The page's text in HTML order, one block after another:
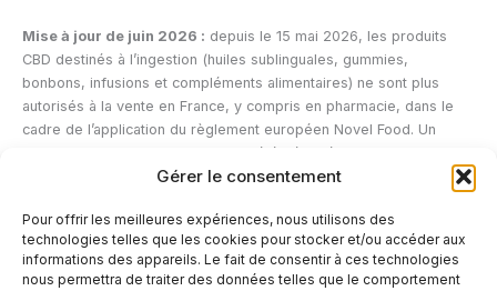
Gérer le consentement
Pour offrir les meilleures expériences, nous utilisons des
technologies telles que les cookies pour stocker et/ou accéder aux
informations des appareils. Le fait de consentir à ces technologies
nous permettra de traiter des données telles que le comportement
Mise à jour de juin 2026 : depuis le 15 mai 2026, les produits
CBD destinés à l’ingestion (huiles sublinguales, gummies,
bonbons, infusions et compléments alimentaires) ne sont plus
autorisés à la vente en France, y compris en pharmacie, dans le
cadre de l’application du règlement européen Novel Food. Un
recours contre cette interdiction a été déposé devant le Conseil
d’État par des syndicats professionnels du secteur ; son issue
résines, e-liquides et cosmétiques au CBD restent quant à eux
autorisés sous réserve du respect du seuil légal de THC.